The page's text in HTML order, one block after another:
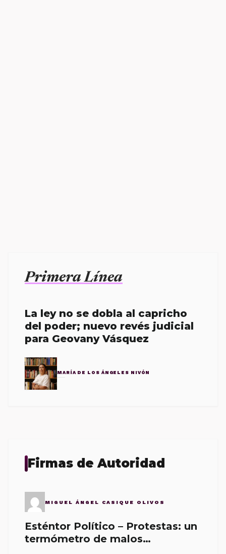
Primera Línea
La ley no se dobla al capricho
del poder; nuevo revés judicial
para Geovany Vásquez
MARÍA DE LOS ÁNGELES NIVÓN
Firmas de Autoridad
MIGUEL ÁNGEL CASIQUE OLIVOS
Esténtor Político – Protestas: un
termómetro de malos